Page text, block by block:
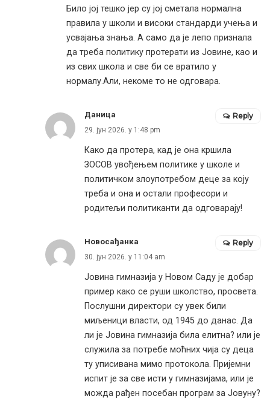
Било јој тешко јер су јој сметала нормална
правила у школи и високи стандарди учења и
усвајања знања. А само да је лепо признала
да треба политику протерати из Јовине, као и
из свих школа и све би се вратило у
нормалу.Али, некоме то не одговара.
Даница
29. јун 2026. у 1:48 pm
Како да протера, кад је она кршила
ЗОСОВ увођењем политике у школе и
политичком злоупотребом деце за коју
треба и она и остали професори и
родитељи политиканти да одговарају!
Reply
Новосађанка
30. јун 2026. у 11:04 am
Јовина гимназија у Новом Саду је добар
пример како се руши школство, просвета.
Послушни директори су увек били
миљеници власти, од 1945 до данас. Да
ли је Јовина гимназија била елитна? или је
служила за потребе моћних чија су деца
ту уписивана мимо протокола. Пријемни
испит је за све исти у гимназијама, или је
можда рађен посебан програм за Јовуну?
Reply